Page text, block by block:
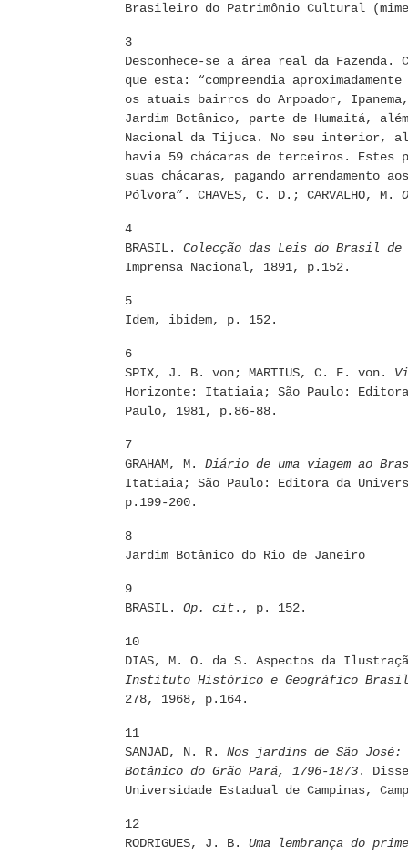
Brasileiro do Patrimônio Cultural
3
Desconhece-se a área real da Fazenda.
que esta: “compreendia
os atuais bairros do Arpoador,
Jardim Botânico, parte de Humaitá,
Nacional da Tijuca. No seu interior,
havia 59 chácaras de terceiros. Estes
suas chácaras, pagando arrendamento
Pólvora”. CHAVES, C. D.; CARVALHO, M.
4
BRASIL. Colecção das Leis do Brasil de
Imprensa Nacional, 1891, p.152.
5
Idem, ibidem, p. 152.
6
SPIX, J. B. von; MARTIUS, C. F. von.
Horizonte: Itatiaia; São Paulo: Editora
Paulo, 1981, p.86-88.
7
GRAHAM, M. Diário de uma viagem ao
Itatiaia; São Paulo: Editora da
p.199-200.
8
Jardim Botânico do Rio de Janeiro
9
BRASIL. Op. cit., p. 152.
10
DIAS, M. O. da S. Aspectos da
Instituto Histórico e Geográfico
278, 1968, p.164.
11
SANJAD, N. R. Nos jardins de São
Botânico do Grão Pará, 1796-1873.
Universidade Estadual de Campinas,
12
RODRIGUES, J. B. Uma lembrança do